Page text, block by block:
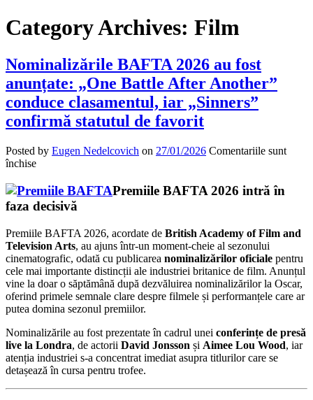
Category Archives: Film
Nominalizările BAFTA 2026 au fost
anunțate: „One Battle After Another”
conduce clasamentul, iar „Sinners”
confirmă statutul de favorit
Posted by Eugen Nedelcovich on 27/01/2026 Comentariile sunt
închisepentru
BAFTA
2026
au
anunțate:
„One
Battle
After
Another”
conduce
clasamentul,
iar
„Sinners”
confirmă
statutul
de
favorit
Premiile BAFTA 2026 intră în
faza decisivă
Premiile BAFTA 2026, acordate de British Academy of Film and
Television Arts, au ajuns într-un moment-cheie al sezonului
cinematografic, odată cu publicarea nominalizărilor oficiale pentru
cele mai importante distincții ale industriei britanice de film. Anunțul
vine la doar o săptămână după dezvăluirea nominalizărilor la Oscar,
oferind primele semnale clare despre filmele și performanțele care ar
putea domina sezonul premiilor.
Nominalizările au fost prezentate în cadrul unei conferințe de presă
live la Londra, de actorii David Jonsson și Aimee Lou Wood, iar
atenția industriei s-a concentrat imediat asupra titlurilor care se
detașează în cursa pentru trofee.